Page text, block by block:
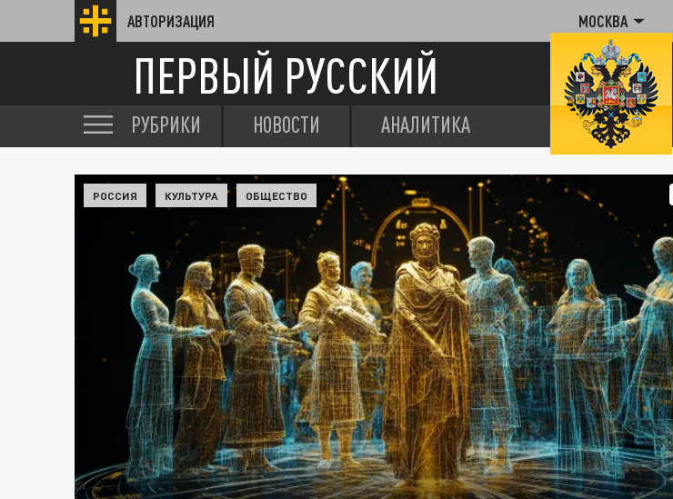
АВТОРИЗАЦИЯ МОСКВА
ПЕРВЫЙ РУССКИЙ
РУБРИКИ НОВОСТИ АНАЛИТИКА
РОССИЯ КУЛЬТУРА ОБЩЕСТВО